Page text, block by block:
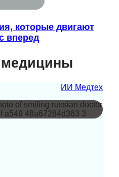
которые двигают
вперед
ИИ Медтех